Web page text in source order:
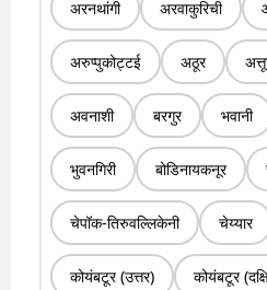
अरनथांगी अरवाकुरिची
अरुप्पुकोट्टई अठूर
अवनाशी बरगुर भवानी
भुवनगिरी बोडिनायकनूर
चेपॉक-तिरुवल्लिकेनी चेय्यार
कोयंबटूर (उत्तर) कोयंबटूर